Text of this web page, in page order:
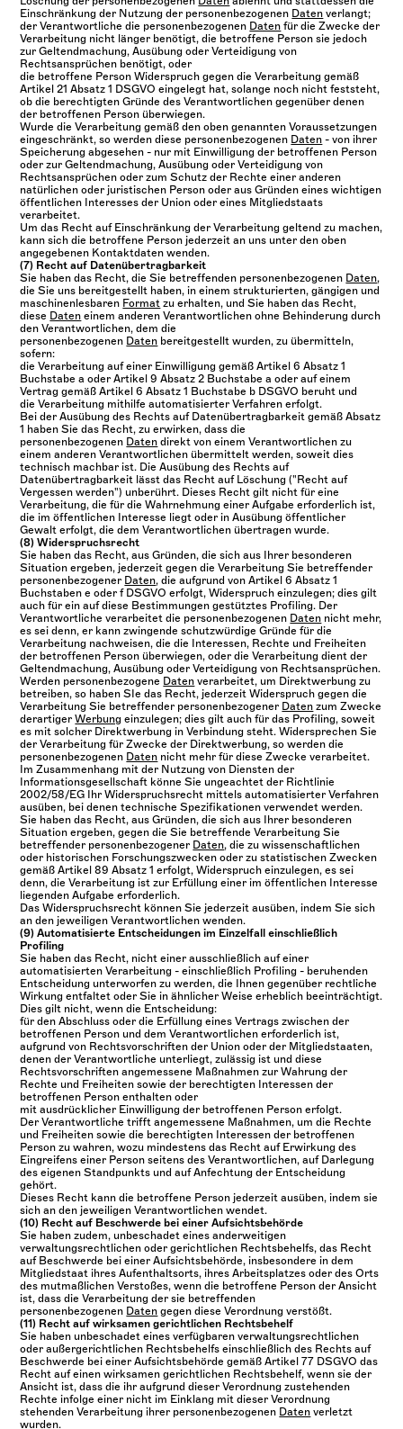
Einschränkung der Nutzung der personenbezogenen Daten verlangt;
der Verantwortliche die personenbezogenen Daten für die Zwecke der
Verarbeitung nicht länger benötigt, die betroffene Person sie jedoch
zur Geltendmachung, Ausübung oder Verteidigung von
Rechtsansprüchen benötigt, oder
die betroffene Person Widerspruch gegen die Verarbeitung gemäß
Artikel 21 Absatz 1 DSGVO eingelegt hat, solange noch nicht feststeht,
ob die berechtigten Gründe des Verantwortlichen gegenüber denen
der betroffenen Person überwiegen.
Wurde die Verarbeitung gemäß den oben genannten Voraussetzungen
eingeschränkt, so werden diese personenbezogenen Daten - von ihrer
Speicherung abgesehen - nur mit Einwilligung der betroffenen Person
oder zur Geltendmachung, Ausübung oder Verteidigung von
Rechtsansprüchen oder zum Schutz der Rechte einer anderen
natürlichen oder juristischen Person oder aus Gründen eines wichtigen
öffentlichen Interesses der Union oder eines Mitgliedstaats
verarbeitet.
Um das Recht auf Einschränkung der Verarbeitung geltend zu machen,
kann sich die betroffene Person jederzeit an uns unter den oben
angegebenen Kontaktdaten wenden.
(7) Recht auf Datenübertragbarkeit
Sie haben das Recht, die Sie betreffenden personenbezogenen Daten,
die Sie uns bereitgestellt haben, in einem strukturierten, gängigen und
maschinenlesbaren Format zu erhalten, und Sie haben das Recht,
diese Daten einem anderen Verantwortlichen ohne Behinderung durch
den Verantwortlichen, dem die
personenbezogenen Daten bereitgestellt wurden, zu übermitteln,
sofern:
die Verarbeitung auf einer Einwilligung gemäß Artikel 6 Absatz 1
Buchstabe a oder Artikel 9 Absatz 2 Buchstabe a oder auf einem
Vertrag gemäß Artikel 6 Absatz 1 Buchstabe b DSGVO beruht und
die Verarbeitung mithilfe automatisierter Verfahren erfolgt.
Bei der Ausübung des Rechts auf Datenübertragbarkeit gemäß Absatz
1 haben Sie das Recht, zu erwirken, dass die
personenbezogenen Daten direkt von einem Verantwortlichen zu
einem anderen Verantwortlichen übermittelt werden, soweit dies
technisch machbar ist. Die Ausübung des Rechts auf
Datenübertragbarkeit lässt das Recht auf Löschung ("Recht auf
Vergessen werden") unberührt. Dieses Recht gilt nicht für eine
Verarbeitung, die für die Wahrnehmung einer Aufgabe erforderlich ist,
die im öffentlichen Interesse liegt oder in Ausübung öffentlicher
Gewalt erfolgt, die dem Verantwortlichen übertragen wurde.
(8) Widerspruchsrecht
Sie haben das Recht, aus Gründen, die sich aus Ihrer besonderen
Situation ergeben, jederzeit gegen die Verarbeitung Sie betreffender
personenbezogener Daten, die aufgrund von Artikel 6 Absatz 1
Buchstaben e oder f DSGVO erfolgt, Widerspruch einzulegen; dies gilt
auch für ein auf diese Bestimmungen gestütztes Profiling. Der
Verantwortliche verarbeitet die personenbezogenen Daten nicht mehr,
es sei denn, er kann zwingende schutzwürdige Gründe für die
Verarbeitung nachweisen, die die Interessen, Rechte und Freiheiten
der betroffenen Person überwiegen, oder die Verarbeitung dient der
Geltendmachung, Ausübung oder Verteidigung von Rechtsansprüchen.
Werden personenbezogene Daten verarbeitet, um Direktwerbung zu
betreiben, so haben SIe das Recht, jederzeit Widerspruch gegen die
Verarbeitung Sie betreffender personenbezogener Daten zum Zwecke
derartigerWerbung einzulegen; dies gilt auch für das Profiling, soweit
es mit solcher Direktwerbung in Verbindung steht. Widersprechen Sie
der Verarbeitung für Zwecke der Direktwerbung, so werden die
personenbezogenen Daten nicht mehr für diese Zwecke verarbeitet.
Im Zusammenhang mit der Nutzung von Diensten der
Informationsgesellschaft könne Sie ungeachtet der Richtlinie
2002/58/EG Ihr Widerspruchsrecht mittels automatisierter Verfahren
ausüben, bei denen technische Spezifikationen verwendet werden.
Sie haben das Recht, aus Gründen, die sich aus Ihrer besonderen
Situation ergeben, gegen die Sie betreffende Verarbeitung Sie
betreffender personenbezogener Daten, die zu wissenschaftlichen
oder historischen Forschungszwecken oder zu statistischen Zwecken
gemäß Artikel 89 Absatz 1 erfolgt, Widerspruch einzulegen, es sei
denn, die Verarbeitung ist zur Erfüllung einer im öffentlichen Interesse
liegenden Aufgabe erforderlich.
Das Widerspruchsrecht können Sie jederzeit ausüben, indem Sie sich
an den jeweiligen Verantwortlichen wenden.
(9) Automatisierte Entscheidungen im Einzelfall einschließlich
Profiling
Sie haben das Recht, nicht einer ausschließlich auf einer
automatisierten Verarbeitung - einschließlich Profiling - beruhenden
Entscheidung unterworfen zu werden, die Ihnen gegenüber rechtliche
Wirkung entfaltet oder Sie in ähnlicher Weise erheblich beeinträchtigt.
Dies gilt nicht, wenn die Entscheidung:
für den Abschluss oder die Erfüllung eines Vertrags zwischen der
betroffenen Person und dem Verantwortlichen erforderlich ist,
aufgrund von Rechtsvorschriften der Union oder der Mitgliedstaaten,
denen der Verantwortliche unterliegt, zulässig ist und diese
Rechtsvorschriften angemessene Maßnahmen zur Wahrung der
Rechte und Freiheiten sowie der berechtigten Interessen der
betroffenen Person enthalten oder
mit ausdrücklicher Einwilligung der betroffenen Person erfolgt.
Der Verantwortliche trifft angemessene Maßnahmen, um die Rechte
und Freiheiten sowie die berechtigten Interessen der betroffenen
Person zu wahren, wozu mindestens das Recht auf Erwirkung des
Eingreifens einer Person seitens des Verantwortlichen, auf Darlegung
des eigenen Standpunkts und auf Anfechtung der Entscheidung
gehört.
Dieses Recht kann die betroffene Person jederzeit ausüben, indem sie
sich an den jeweiligen Verantwortlichen wendet.
(10) Recht auf Beschwerde bei einer Aufsichtsbehörde
Sie haben zudem, unbeschadet eines anderweitigen
verwaltungsrechtlichen oder gerichtlichen Rechtsbehelfs, das Recht
auf Beschwerde bei einer Aufsichtsbehörde, insbesondere in dem
Mitgliedstaat ihres Aufenthaltsorts, ihres Arbeitsplatzes oder des Orts
des mutmaßlichen Verstoßes, wenn die betroffene Person der Ansicht
ist, dass die Verarbeitung der sie betreffenden
personenbezogenen Daten gegen diese Verordnung verstößt.
(11) Recht auf wirksamen gerichtlichen Rechtsbehelf
Sie haben unbeschadet eines verfügbaren verwaltungsrechtlichen
oder außergerichtlichen Rechtsbehelfs einschließlich des Rechts auf
Beschwerde bei einer Aufsichtsbehörde gemäß Artikel 77 DSGVO das
Recht auf einen wirksamen gerichtlichen Rechtsbehelf, wenn sie der
Ansicht ist, dass die ihr aufgrund dieser Verordnung zustehenden
Rechte infolge einer nicht im Einklang mit dieser Verordnung
stehenden Verarbeitung ihrer personenbezogenen Daten verletzt
wurden.